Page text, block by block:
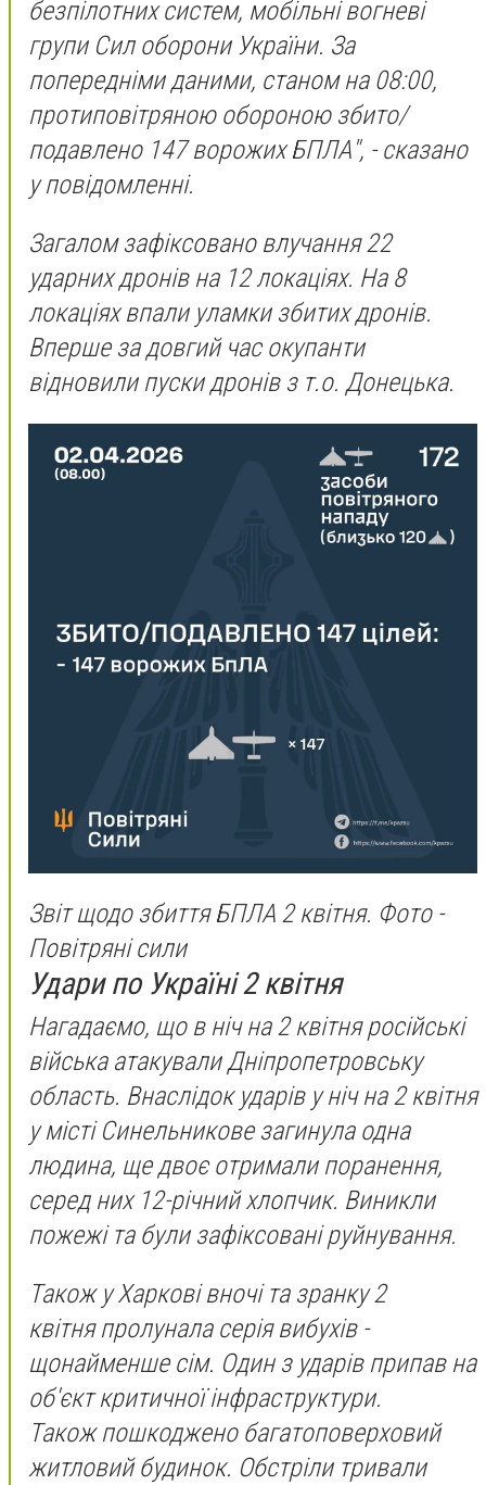
безпілотних систем, мобільні вогневі
групи Сил оборони України. За
попередніми даними, станом на 08:00,
протиповітряною обороною збито/
подавлено 147 ворожих БПЛА", - сказано
у повідомленні.
Загалом зафіксовано влучання 22
ударних дронів на 12 локаціях. На 8
локаціях впали уламки збитих дронів.
Вперше за довгий час окупанти
відновили пуски дронів з т.о. Донецька.
Звіт щодо збиття БПЛА 2 квітня. Фото -
Повітряні сили
Удари по Україні 2 квітня
Нагадаємо, що в ніч на 2 квітня російські
війська атакували Дніпропетровську
область. Внаслідок ударів у ніч на 2 квітня
у місті Синельникове загинула одна
людина, ще двоє отримали поранення,
серед них 12-річний хлопчик. Виникли
пожежі та були зафіксовані руйнування.
Також у Харкові вночі та зранку 2
квітня пролунала серія вибухів -
щонайменше сім. Один з ударів припав на
об'єкт критичної інфраструктури.
Також пошкоджено багатоповерховий
житловий будинок. Обстріли тривали